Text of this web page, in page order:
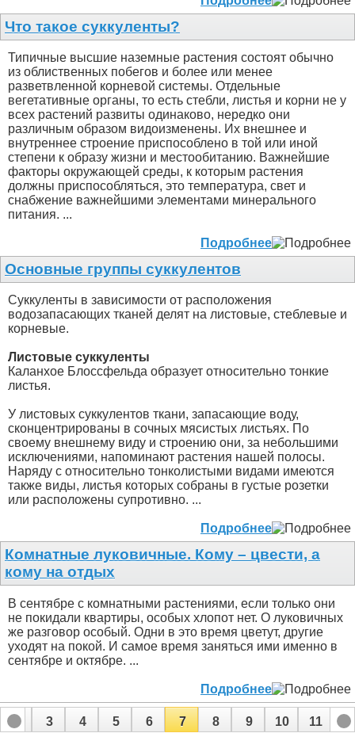
Что такое суккуленты?
Типичные высшие наземные растения состоят обычно
из облиственных побегов и более или менее
разветвленной корневой системы. Отдельные
вегетативные органы, то есть стебли, листья и корни не у
всех растений развиты одинаково, нередко они
различным образом видоизменены. Их внешнее и
внутреннее строение приспособлено в той или иной
степени к образу жизни и местообитанию. Важнейшие
факторы окружающей среды, к которым растения
должны приспособляться, это температура, свет и
снабжение важнейшими элементами минерального
питания. ...
Подробнее
Основные группы суккулентов
Суккуленты в зависимости от расположения
водозапасающих тканей делят на листовые, стеблевые и
корневые.
Листовые суккуленты
Каланхое Блоссфельда образует относительно тонкие
листья.
У листовых суккулентов ткани, запасающие воду,
сконцентрированы в сочных мясистых листьях. По
своему внешнему виду и строению они, за небольшими
исключениями, напоминают растения нашей полосы.
Наряду с относительно тонколистыми видами имеются
также виды, листья которых собраны в густые розетки
или расположены супротивно. ...
Подробнее
Комнатные луковичные. Кому – цвести, а
кому на отдых
В сентябре с комнатными растениями, если только они
не покидали квартиры, особых хлопот нет. О луковичных
же разговор особый. Одни в это время цветут, другие
уходят на покой. И самое время заняться ими именно в
сентябре и октябре. ...
Подробнее
3 4 5 6 7 8 9 10 11